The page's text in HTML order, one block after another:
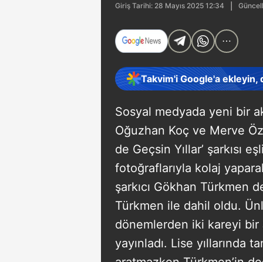
Giriş Tarihi: 28 Mayıs 2025 12:34
Takvim'i Google'a ekleyin,
Sosyal medyada yeni bir
Oğuzhan Koç ve Merve
de Geçsin Yıllar’ şarkısı
fotoğraflarıyla kolaj
şarkıcı Gökhan Türkmen
Türkmen ile dahil oldu.
dönemlerden iki kareyi bir
yayınladı. Lise yıllarında